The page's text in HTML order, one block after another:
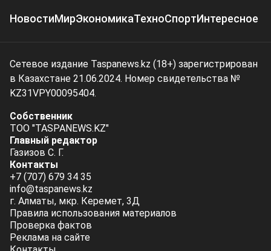
НовостиМирЭкономикаТехноСпортИнтересное
Сетевое издание Taspanews.kz (18+) зарегистрирован
в Казахстане 21.06.2024. Номер свидетельства №
KZ31VPY00095404.
Собственник
ТОО "TASPANEWS.KZ"
Главный редактор
Газизов С. Г.
Контакты
+7 (707) 679 34 35
info@taspanews.kz
г. Алматы, мкр. Керемет, 3Д
Правила использования материалов
Проверка фактов
Реклама на сайте